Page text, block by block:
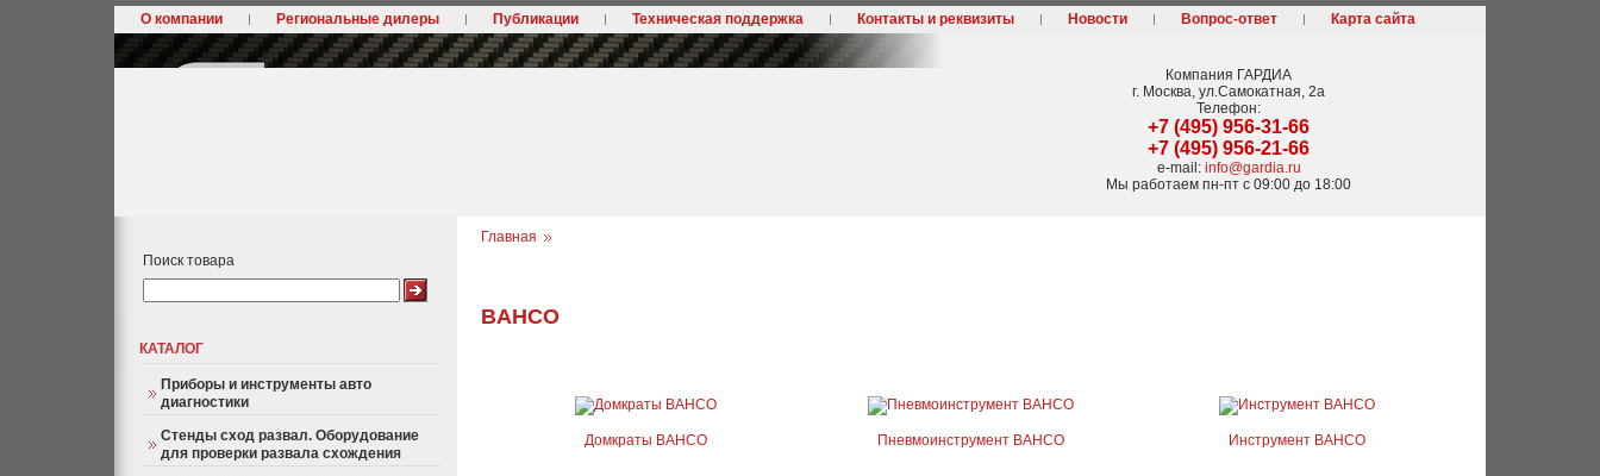
О компании Региональные дилеры Публикации Техническая поддержка Контакты и реквизиты Новости Вопрос-ответ Карта сайта
Компания ГАРДИА
г. Москва, ул.Самокатная, 2а
Телефон:
+7 (495) 956-31-66
+7 (495) 956-21-66
e-mail: info@gardia.ru
Мы работаем пн-пт с 09:00 до 18:00
Поиск товара
КАТАЛОГ
Приборы и инструменты авто
диагностики
Стенды сход развал. Оборудование
для проверки развала схождения
Главная
BAHCO
Домкраты BAHCO Пневмоинструмент BAHCO Инструмент BAHCO